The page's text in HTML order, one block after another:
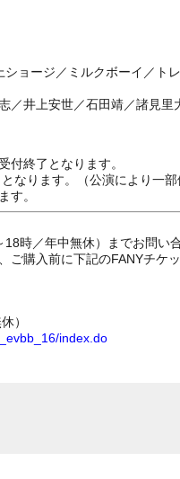
ョージ／ミルクボーイ／ト
井上安世／石田靖／諸見
付終了となります。
なります。（公演により一部
す。
時／年中無休）までお問い
購入前に下記のFANYチケ
）
index.do